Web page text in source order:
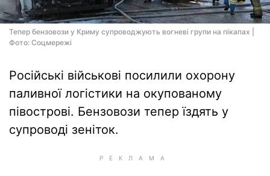
Тепер бензовози у Криму супроводжують вогневі групи на пікапах |
Фото: Соцмережі
Російські військові посилили охорону
паливної логістики на окупованому
півострові. Бензовози тепер їздять у
супроводі зеніток.